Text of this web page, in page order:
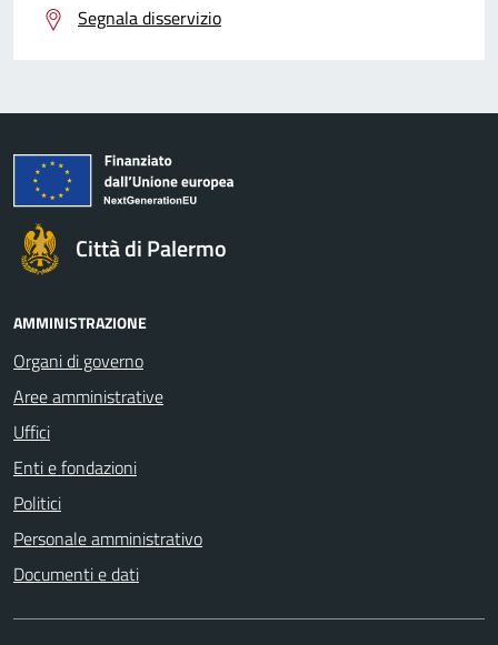
Segnala disservizio
Città di Palermo
AMMINISTRAZIONE
Organi di governo
Aree amministrative
Uffici
Enti e fondazioni
Politici
Personale amministrativo
Documenti e dati